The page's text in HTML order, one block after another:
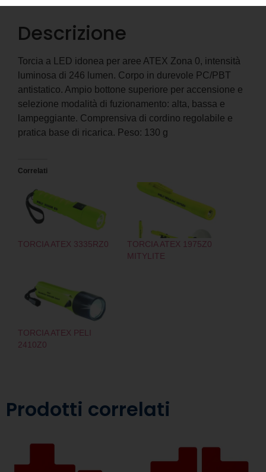
Descrizione
Torcia a LED idonea per aree ATEX Zona 0, intensità
luminosa di 246 lumen. Corpo in durevole PC/PBT
antistatico. Ampio bottone superiore per accensione e
selezione modalità di fuzionamento: alta, bassa e
lampeggiante. Comprensiva di cordino regolabile e
pratica base di ricarica. Peso: 130 g
Correlati
TORCIA ATEX 3335RZ0
TORCIA ATEX 1975Z0
MITYLITE
TORCIA ATEX PELI
2410Z0
Prodotti correlati